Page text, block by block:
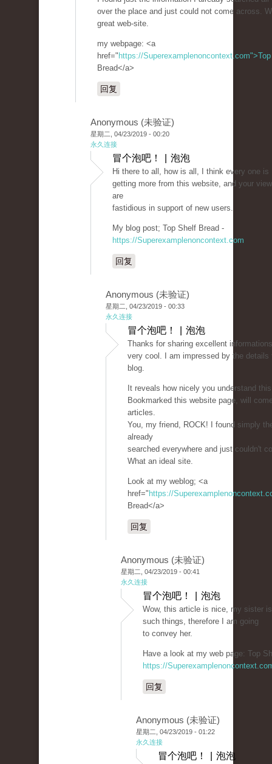
over the place and just could not come across.
great web-site.
my webpage: <a
href=" https://Superexamplenoncontext.com">Top
Bread</a>
回复
Anonymous (未验证)
星期二, 04/23/2019 - 00:20
永久连接
冒个泡吧！ | 泡泡
Hi there to all, how is all, I think every one is
getting more from this website, and your
are
fastidious in support of new users.
My blog post; Top Shelf Bread -
https://Superexamplenoncontext.com
回复
Anonymous (未验证)
星期二, 04/23/2019 - 00:33
永久连接
冒个泡吧！ | 泡泡
Thanks for sharing excellent
very cool. I am impressed by the details
blog.
It reveals how nicely you understand
Bookmarked this website page, will
articles.
You, my friend, ROCK! I found simply
already
searched everywhere and just couldn't
What an ideal site.
Look at my weblog; <a
href=" https://
Bread</a>
回复
Anonymous (未验证)
星期二, 04/23/2019 - 00:41
永久连接
冒个泡吧！ | 泡泡
Wow, this article is nice, my sister
such things, therefore I am going
to convey her.
Have a look at my web page: Top
https://
回复
Anonymous (未验证)
星期二, 04/23/2019 - 01:22
永久连接
冒个泡吧！ | 泡泡